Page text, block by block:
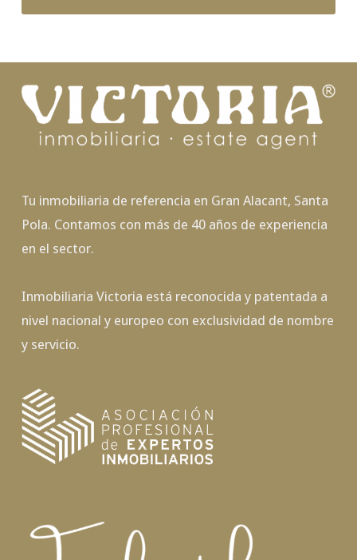
Tu inmobiliaria de referencia en Gran Alacant, Santa
Pola. Contamos con más de 40 años de experiencia
en el sector.
Inmobiliaria Victoria está reconocida y patentada a
nivel nacional y europeo con exclusividad de nombre
y servicio.